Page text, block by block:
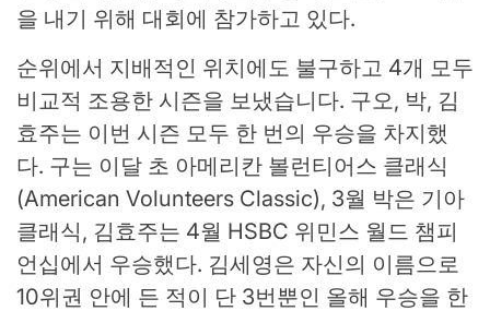
을 내기 위해 대회에 참가하고 있다.
순위에서 지배적인 위치에도 불구하고 4개 모두
비교적 조용한 시즌을 보냈습니다. 구오, 박, 김
효주는 이번 시즌 모두 한 번의 우승을 차지했
다. 구는 이달 초 아메리칸 볼런티어스 클래식
(American Volunteers Classic), 3월 박은 기아
클래식, 김효주는 4월 HSBC 위민스 월드 챔피
언십에서 우승했다. 김세영은 자신의 이름으로
10위권 안에 든 적이 단 3번뿐인 올해 우승을 한